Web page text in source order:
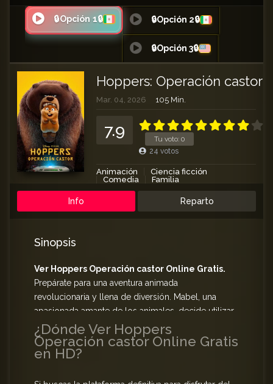
🔒Opción 1🔒 🔒Opción 2🔒
🔒Opción 3🔒
Hoppers: Operación castor
Mar. 04, 2026 105 Min.
Tu voto: 0
7.9
24 votos
Animación
Ciencia ficción
Comedia
Familia
Info Reparto
Sinopsis
Ver Hoppers Operación castor Online Gratis.
Prepárate para una aventura animada
revolucionaria y llena de diversión. Mabel, una
apasionada amante de los animales, decide utilizar
una nueva e inteligente tecnología diseñada para
«transmitir» la conciencia humana directamente a
animales robóticos hiperrealistas. Acompaña a
comunicarse con la naturaleza.
¿Dónde Ver Hoppers
Operación castor Online Gratis
en HD?